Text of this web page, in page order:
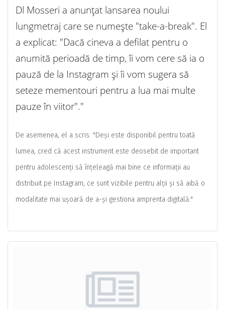
Dl Mosseri a anunțat lansarea noului
lungmetraj care se numește "take-a-break". El
a explicat: "Dacă cineva a defilat pentru o
anumită perioadă de timp, îi vom cere să ia o
pauză de la Instagram și îi vom sugera să
seteze mementouri pentru a lua mai multe
pauze în viitor"."
De asemenea, el a scris: "Deși este disponibil pentru toată
lumea, cred că acest instrument este deosebit de important
pentru adolescenți să înțeleagă mai bine ce informații au
distribuit pe Instagram, ce sunt vizibile pentru alții și să aibă o
modalitate mai ușoară de a-și gestiona amprenta digitală."